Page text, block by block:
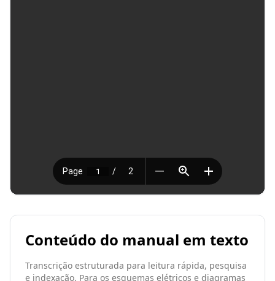
Conteúdo do manual em texto
Transcrição estruturada para leitura rápida, pesquisa
e indexação. Para os esquemas elétricos e diagramas